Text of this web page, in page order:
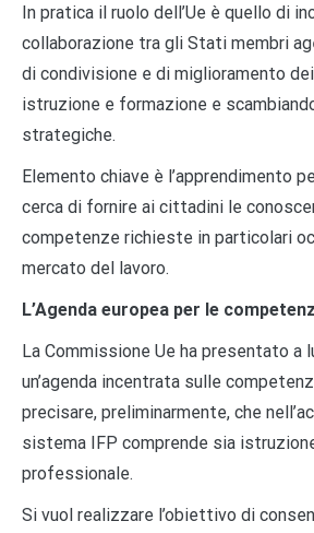
In pratica il ruolo dell’Ue è quello di
collaborazione tra gli Stati membri
di condivisione e di miglioramento
istruzione e formazione e
strategiche.
Elemento chiave è l’apprendimento
cerca di fornire ai cittadini le
competenze richieste in particolari
mercato del lavoro.
L’Agenda europea per le
La Commissione Ue ha presentato a
un’agenda incentrata sulle
precisare, preliminarmente, che
sistema IFP comprende sia
professionale.
Si vuol realizzare l’obiettivo di